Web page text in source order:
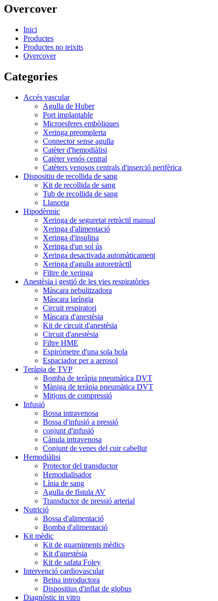
Overcover
Inici
Productes
Productes no teixits
Overcover
Categories
Accés vascular
Agulla de Huber
Port implantable
Microesferes embòliques
Xeringa preomplerta
Connector sense agulla
Catèter d'hemodiàlisi
Catèter venós central
Catèters venosos centrals d'inserció perifèrica
Dispositiu de recollida de sang
Kit de recollida de sang
Tub de recollida de sang
Llanceta
Hipodèrmic
Xeringa de seguretat retràctil manual
Xeringa d'alimentació
Xeringa d'insulina
Xeringa d'un sol ús
Xeringa desactivada automàticament
Xeringa d'agulla autoretràctil
Filtre de xeringa
Anestèsia i gestió de les vies respiratòries
Màscara nebulitzadora
Màscara laríngia
Circuit respiratori
Màscara d'anestèsia
Kit de circuit d'anestèsia
Circuit d'anestèsia
Filtre HME
Espiròmetre d'una sola bola
Espaciador per a aerosol
Teràpia de TVP
Bomba de teràpia pneumàtica DVT
Màniga de teràpia pneumàtica DVT
Mitjons de compressió
Infusió
Bossa intravenosa
Bossa d'infusió a pressió
conjunt d'infusió
Cànula intravenosa
Conjunt de venes del cuir cabellut
Hemodiàlisi
Protector del transductor
Hemodialisador
Línia de sang
Agulla de fístula AV
Transductor de pressió arterial
Nutrició
Bossa d'alimentació
Bomba d'alimentació
Kit mèdic
Kit de guarniments mèdics
Kit d'anestèsia
Kit de safata Foley
Intervenció cardiovascular
Beina introductora
Dispositius d'inflat de globus
Diagnòstic in vitro